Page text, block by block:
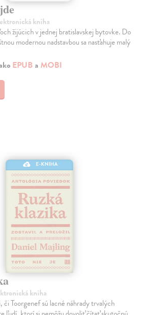
kniha
žijúcich v jednej bratislavskej bytovke. Do
modernou nadstavbou sa nasťahuje malý
EPUB a MOBI
E-KNIHA
kniha
či Toorgenef sú lacné náhrady trvalých